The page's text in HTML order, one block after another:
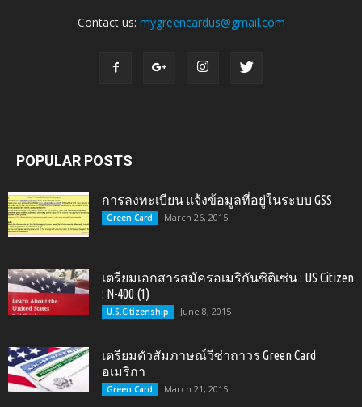
Contact us: mygreencardus@gmail.com
POPULAR POSTS
การลงทะเบียน แจ้งข้อมูลที่อยู่ในระบบ GSS
Green Card March 26, 2015
เตรียมเอกสารสมัครอเมริกันซิติเซ่น : US Citizen
: N-400 (1)
U.S.Citizenship June 8, 2015
เตรียมตัวสัมภาษณ์วีซ่าถาวร Green Card
อเมริกา
Green Card March 21, 2015